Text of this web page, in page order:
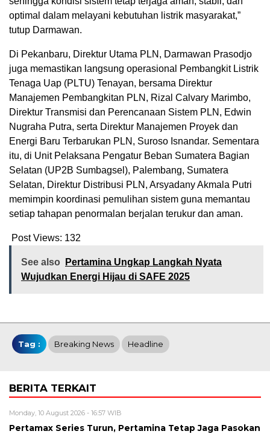
optimal dalam melayani kebutuhan listrik masyarakat,”
tutup Darmawan.
Di Pekanbaru, Direktur Utama PLN, Darmawan Prasodjo
juga memastikan langsung operasional Pembangkit Listrik
Tenaga Uap (PLTU) Tenayan, bersama Direktur
Manajemen Pembangkitan PLN, Rizal Calvary Marimbo,
Direktur Transmisi dan Perencanaan Sistem PLN, Edwin
Nugraha Putra, serta Direktur Manajemen Proyek dan
Energi Baru Terbarukan PLN, Suroso Isnandar. Sementara
itu, di Unit Pelaksana Pengatur Beban Sumatera Bagian
Selatan (UP2B Sumbagsel), Palembang, Sumatera
Selatan, Direktur Distribusi PLN, Arsyadany Akmala Putri
memimpin koordinasi pemulihan sistem guna memantau
setiap tahapan penormalan berjalan terukur dan aman.
Post Views: 132
See also
Pertamina Ungkap Langkah Nyata
Wujudkan Energi Hijau di SAFE 2025
Tag : Breaking News Headline
BERITA TERKAIT
Monday, 10 August 2026 - 16:57 WIB
Pertamax Series Turun, Pertamina Tetap Jaga Pasokan